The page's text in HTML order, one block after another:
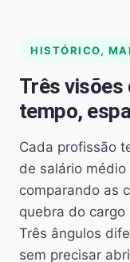
HISTÓRICO,
Três visões
tempo,
Cada profissão
de salário
comparando as
quebra do cargo
Três ângulos
sem precisar